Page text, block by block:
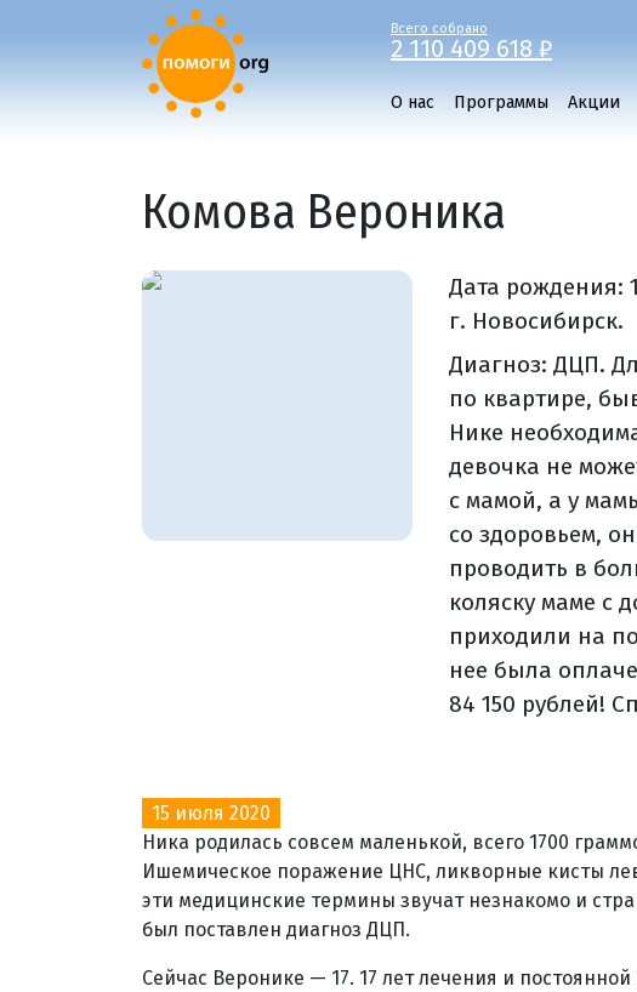
Всего собрано
2 110 409 618 ₽
О нас Программы Акции
Комова Вероника
Дата рождения:
г. Новосибирск.
Диагноз: ДЦП.
по квартире,
Нике
девочка не
с мамой, а у
со здоровьем,
проводить в
коляску маме с
приходили на
нее была
84 150 рублей!
15 июля 2020
Ника родилась совсем маленькой, всего 1700
Ишемическое поражение ЦНС, ликворные кисты
эти медицинские термины звучат незнакомо и
был поставлен диагноз ДЦП.
Сейчас Веронике — 17. 17 лет лечения и